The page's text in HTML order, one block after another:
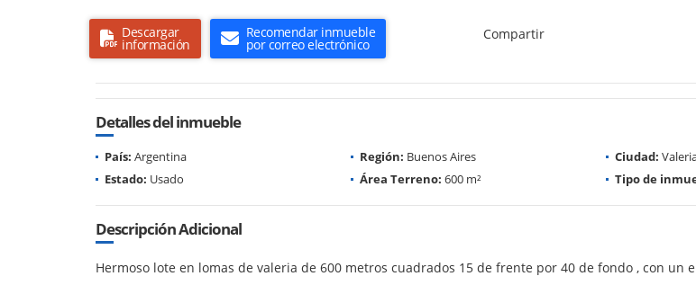
Descargar
información
Recomendar inmueble
por correo electrónico
Compartir
Detalles del inmueble
País: Argentina Región: Buenos Aires Ciudad:
Estado: Usado Área Terreno: 600 m² Tipo de
Descripción Adicional
Hermoso lote en lomas de valeria de 600 metros cuadrados 15 de frente por 40 de fondo , con un